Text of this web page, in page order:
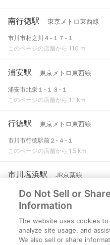
南行徳駅 東京メトロ東西線
市川市相之川４-１７-１
このページの店舗から 110 m
浦安駅 東京メトロ東西線
浦安市北栄１-１３-１
このページの店舗から 1.1 km
行徳駅 東京メトロ東西線
市川市行徳駅前２-４-１
このページの店舗から 1.5 km
市川塩浜駅 JR京葉線
市川市塩浜２丁目
このページの店舗から 2.1 km
一之江駅 都営新宿線
江戸川区春江町４-２
Do Not Sell or
Information
The website uses cookies
analyze site usage, and
We also sell or share